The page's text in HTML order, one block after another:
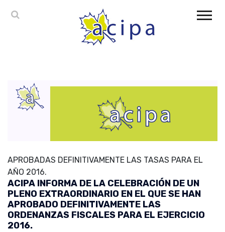
APROBADAS DEFINITIVAMENTE LAS TASAS PARA EL
AÑO 2016.
ACIPA INFORMA DE LA CELEBRACIÓN DE UN
PLENO EXTRAORDINARIO EN EL QUE SE HAN
APROBADO DEFINITIVAMENTE LAS
ORDENANZAS FISCALES PARA EL EJERCICIO
2016.